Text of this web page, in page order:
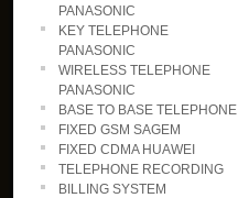
PANASONIC
KEY TELEPHONE
PANASONIC
WIRELESS TELEPHONE
PANASONIC
BASE TO BASE TELEPHONE
FIXED GSM SAGEM
FIXED CDMA HUAWEI
TELEPHONE RECORDING
BILLING SYSTEM